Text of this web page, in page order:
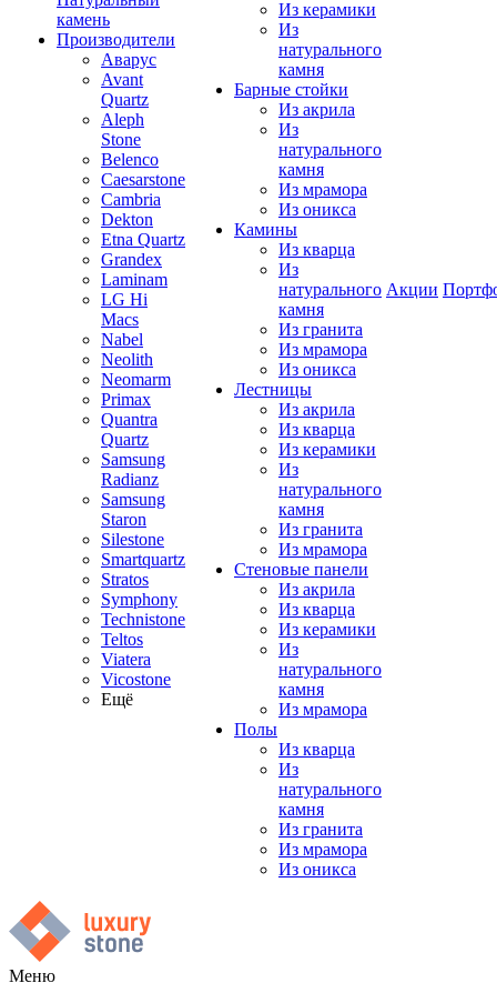
камень
Производители
Аварус
Avant
Quartz
Aleph
Stone
Belenco
Caesarstone
Cambria
Dekton
Etna Quartz
Grandex
Laminam
LG Hi
Macs
Nabel
Neolith
Neomarm
Primax
Quantra
Quartz
Samsung
Radianz
Samsung
Staron
Silestone
Smartquartz
Stratos
Symphony
Technistone
Teltos
Viatera
Vicostone
Ещё
Из керамики
Из
натурального
камня
Барные стойки
Из акрила
Из
натурального
камня
Из мрамора
Из оникса
Камины
Из кварца
Из
натурального
камня
Из гранита
Из мрамора
Из оникса
Лестницы
Из акрила
Из кварца
Из керамики
Из
натурального
камня
Из гранита
Из мрамора
Стеновые панели
Из акрила
Из кварца
Из керамики
Из
натурального
камня
Из мрамора
Полы
Из кварца
Из
натурального
камня
Из гранита
Из мрамора
Из оникса
Акции
Меню